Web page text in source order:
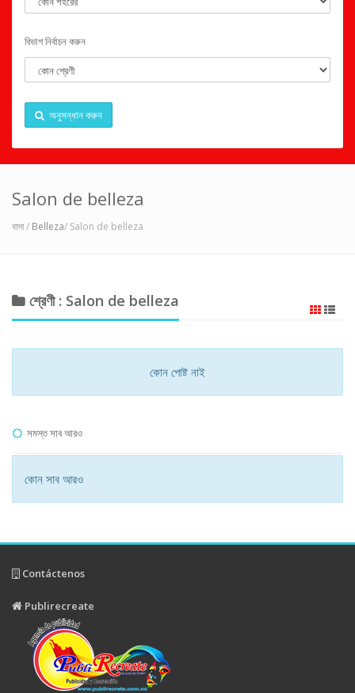
বিভাগ নির্বাচন করুন
অনুসন্ধান করুন
Salon de belleza
বাসা/ Belleza/ Salon de belleza
শ্রেণী : Salon de belleza
কোন পোষ্ট নাই
সমস্ত সাব আরও
কোন সাব আরও
Contáctenos
Publirecreate